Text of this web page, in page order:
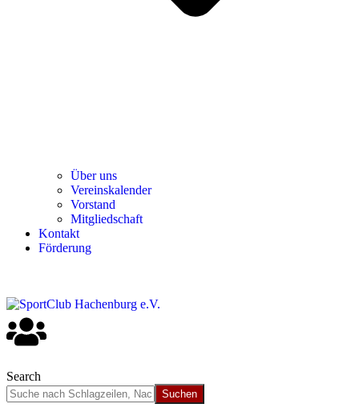
Über uns
Ver­einska­len­der
Vor­stand
Mit­glied­schaft
Kon­takt
För­de­rung
Search